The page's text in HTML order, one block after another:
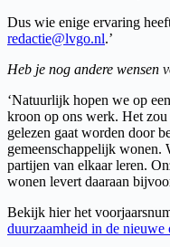
Dus wie enige ervaring
redactie@lvgo.nl.’
Heb je nog andere wensen
‘Natuurlijk hopen we op
kroon op ons werk. Het
gelezen gaat worden door
gemeenschappelijk wonen.
partijen van elkaar leren.
wonen levert daaraan
Bekijk hier het
duurzaamheid in de nieuwe